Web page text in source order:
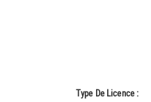
Type De Licence :